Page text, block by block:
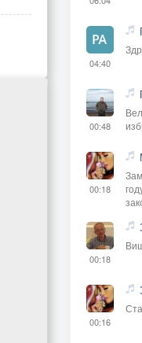
04:40
00:48
00:18
00:18
00:16